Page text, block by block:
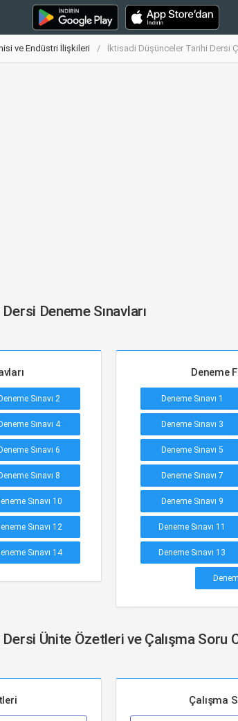
ve Endüstri İlişkileri İktisadi Düşünceler Tarihi Dersi
Deneme Sınavları
Deneme Sınavı 2
Deneme Sınavı 4
Deneme Sınavı 6
Deneme Sınavı 8
Sınavı 10
Sınavı 12
Sınavı 14
Deneme
Deneme Sınavı 1
Deneme Sınavı 3
Deneme Sınavı 5
Deneme Sınavı 7
Deneme Sınavı 9
Deneme Sınavı 11
Deneme Sınavı 13
Ünite Özetleri ve Çalışma Soru
Çalışma